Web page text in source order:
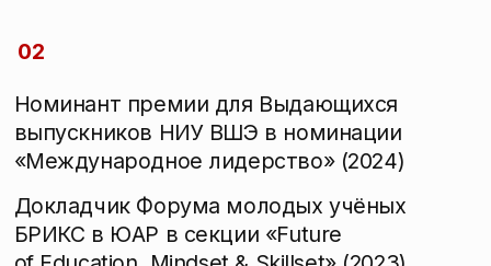
ЧЕЛОВЕКУ
НУЖЕН
ЧЕЛОВЕК
— ключевая профессиональная ценность.